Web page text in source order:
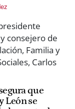
que
León se